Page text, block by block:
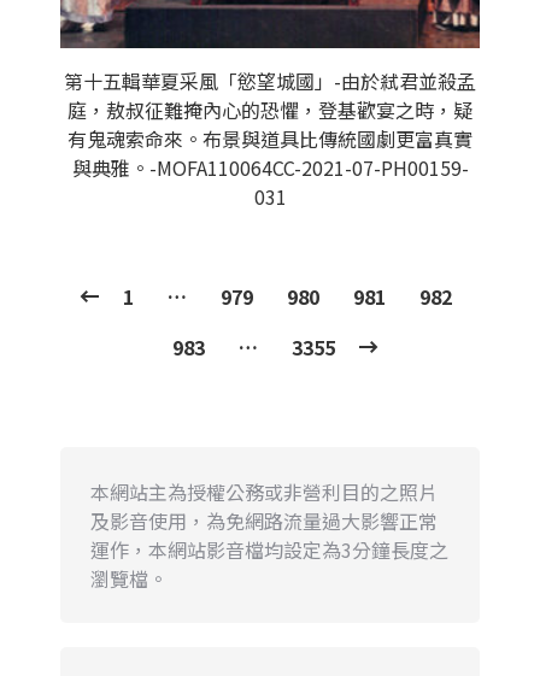
第十五輯華夏采風「慾望城國」-由於弒君並殺孟
庭，敖叔征難掩內心的恐懼，登基歡宴之時，疑
有鬼魂索命來。布景與道具比傳統國劇更富真實
與典雅。-MOFA110064CC-2021-07-PH00159-
031
1 … 979 980 981
982
983
… 3355
本網站主為授權公務或非營利目的之照片
及影音使用，為免網路流量過大影響正常
運作，本網站影音檔均設定為3分鐘長度之
瀏覽檔。